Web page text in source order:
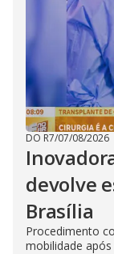
DO R7/07/08/2026
devolve
Brasília
Procedimento
mobilidade